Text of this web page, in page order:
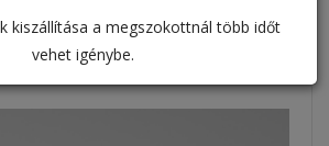
kiszállítása a megszokottnál több időt
vehet igénybe.